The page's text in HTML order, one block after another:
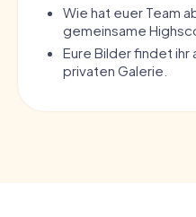
Wie hat euer Team
gemeinsame
Eure Bilder findet ihr
privaten Galerie.